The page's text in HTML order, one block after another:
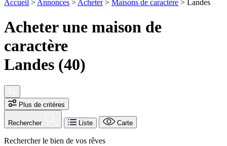
Accueil > Annonces > Acheter> Maisons de caractère > Landes
Acheter une maison de
caractère
Landes (40)
Plus de critères
Rechercher Liste Carte
Rechercher le bien de vos rêves